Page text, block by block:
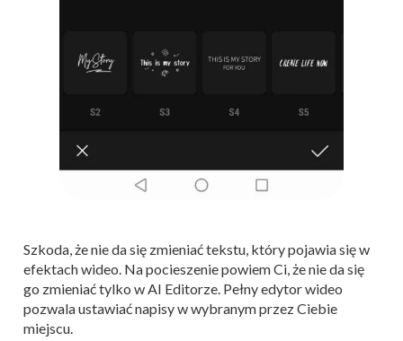
Szkoda, że nie da się zmieniać tekstu, który pojawia się w
efektach wideo. Na pocieszenie powiem Ci, że nie da się
go zmieniać tylko w AI Editorze. Pełny edytor wideo
pozwala ustawiać napisy w wybranym przez Ciebie
miejscu.